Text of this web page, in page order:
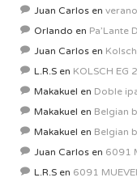
Juan Carlos en
Orlando en Pa’Lante
Juan Carlos en
L.R.S en KOLSCH EG
Makakuel en Doble
Makakuel en Belgian
Makakuel en Belgian
Juan Carlos en 6091
L.R.S en 6091